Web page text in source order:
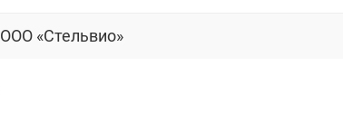
OOO «Стельвио»